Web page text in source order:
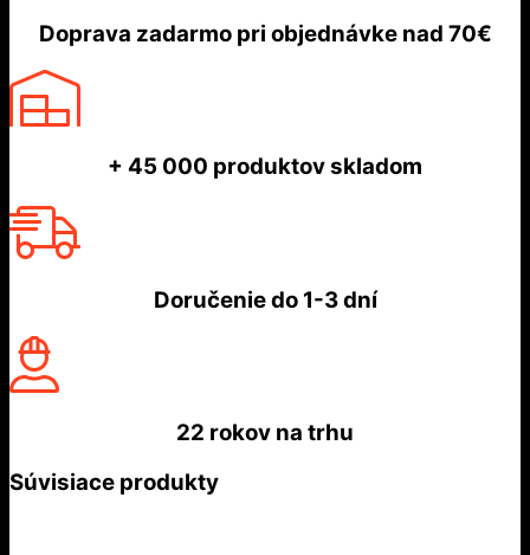
Doprava zadarmo pri objednávke nad 70€
+ 45 000 produktov skladom
Doručenie do1-3 dní
22 rokov na trhu
Súvisiace produkty